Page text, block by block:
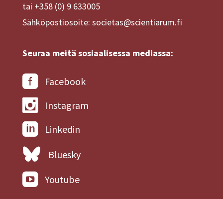
tai +358 (0) 9 633005
Sähköpostiosoite: societas@scientiarum.fi
Seuraa meitä sosiaalisessa mediassa:
Facebook
Instagram
Linkedin
Bluesky
Youtube